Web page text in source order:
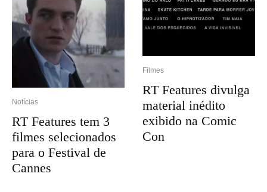
Notícias
RT Features tem 3
filmes selecionados
para o Festival de
Cannes
Filmes
RT Features divulga
material inédito
exibido na Comic
Con